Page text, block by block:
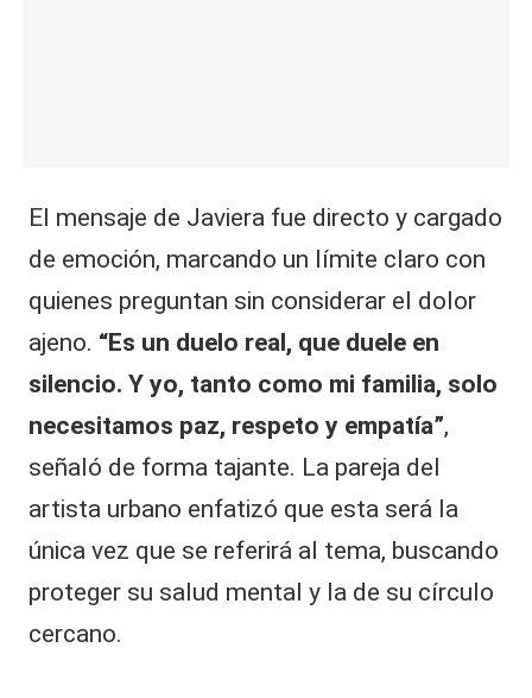
El mensaje de Javiera fue directo y cargado
de emoción, marcando un límite claro con
quienes preguntan sin considerar el dolor
ajeno. “Es un duelo real, que duele en
silencio. Y yo, tanto como mi familia, solo
necesitamos paz, respeto y empatía”,
señaló de forma tajante. La pareja del
artista urbano enfatizó que esta será la
única vez que se referirá al tema, buscando
proteger su salud mental y la de su círculo
cercano.